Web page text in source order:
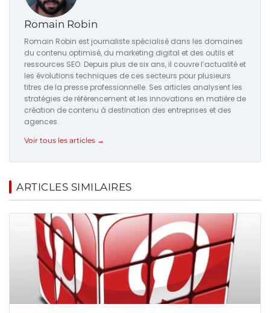
Romain Robin
Romain Robin est journaliste spécialisé dans les domaines
du contenu optimisé, du marketing digital et des outils et
ressources SEO. Depuis plus de six ans, il couvre l’actualité et
les évolutions techniques de ces secteurs pour plusieurs
titres de la presse professionnelle. Ses articles analysent les
stratégies de référencement et les innovations en matière de
création de contenu à destination des entreprises et des
agences.
Voir tous les articles →
ARTICLES SIMILAIRES